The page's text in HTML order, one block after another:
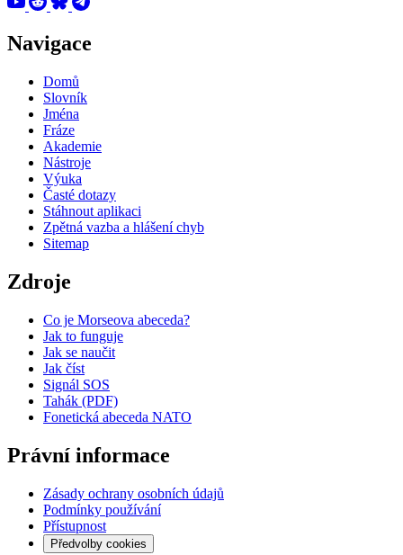
Navigace
Domů
Slovník
Jména
Fráze
Akademie
Nástroje
Výuka
Časté dotazy
Stáhnout aplikaci
Zpětná vazba a hlášení chyb
Sitemap
Zdroje
Co je Morseova abeceda?
Jak to funguje
Jak se naučit
Jak číst
Signál SOS
Tahák (PDF)
Fonetická abeceda NATO
Právní informace
Zásady ochrany osobních údajů
Podmínky používání
Přístupnost
Předvolby cookies